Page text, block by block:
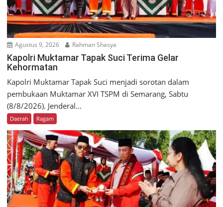
Agustus 9, 2026 Rahman Shasya
Kapolri Muktamar Tapak Suci Terima Gelar
Kehormatan
Kapolri Muktamar Tapak Suci menjadi sorotan dalam
pembukaan Muktamar XVI TSPM di Semarang, Sabtu
(8/8/2026). Jenderal...
Daerah Ragam